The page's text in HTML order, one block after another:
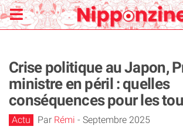
Crise politique au Japon,
ministre en péril : quelles
conséquences pour les
Actu Par Rémi - Septembre 2025